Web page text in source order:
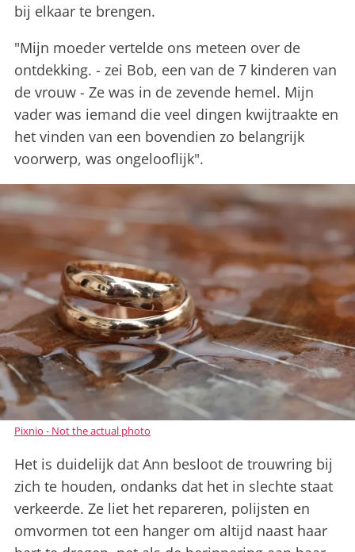
bij elkaar te brengen.
"Mijn moeder vertelde ons meteen over de
ontdekking. - zei Bob, een van de 7 kinderen van
de vrouw - Ze was in de zevende hemel. Mijn
vader was iemand die veel dingen kwijtraakte en
het vinden van een bovendien zo belangrijk
voorwerp, was ongelooflijk".
Pixnio - Not the actual photo
Het is duidelijk dat Ann besloot de trouwring bij
zich te houden, ondanks dat het in slechte staat
verkeerde. Ze liet het repareren, polijsten en
omvormen tot een hanger om altijd naast haar